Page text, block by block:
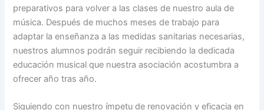
preparativos para volver a las clases de nuestro aula de
música. Después de muchos meses de trabajo para
adaptar la enseñanza a las medidas sanitarias necesarias,
nuestros alumnos podrán seguir recibiendo la dedicada
educación musical que nuestra asociación acostumbra a
ofrecer año tras año.
Siguiendo con nuestro ímpetu de renovación y eficacia en